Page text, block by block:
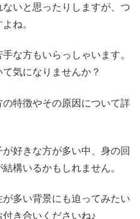
いと思ったりしますが、つ
ね。
な方もいらっしゃいます。
気になりませんか？
特徴やその原因について詳
好きな方が多い中、身の回
構いるかもしれません。
多い背景にも迫ってみたい
き合いくださいね♪